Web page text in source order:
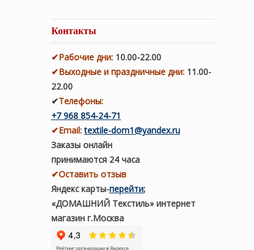
Контакты
✔Рабочие дни: 10.00-22.00
✔Выходные и праздничные дни:11.00-
22.00
✔Телефоны:
+7 968 854-24-71
✔Email: textile-dom1@yandex.ru
Заказы онлайн
принимаются 24 часа
✔Оставить отзыв
Яндекс карты-перейти;
«ДОМАШНИЙ Текстиль» интернет
магазин г.Москва